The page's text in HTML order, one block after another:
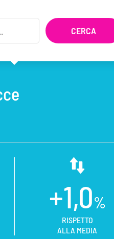
+1,0%
RISPETTO
ALLA MEDIA